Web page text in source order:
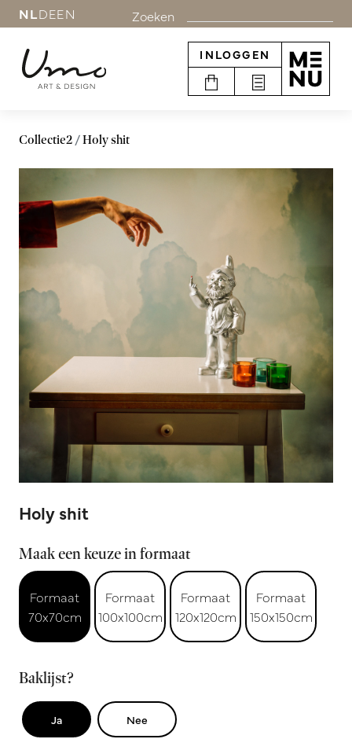
NLDEEN Zoeken
INLOGGEN
Collectie2 Holy shit
Holy shit
Maak een keuze in formaat
Formaat
70x70cm
Formaat
100x100cm
Formaat
120x120cm
Formaat
150x150cm
Baklijst?
Ja Nee